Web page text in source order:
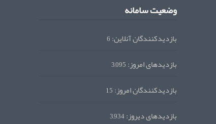
وضعیت سامانه
بازدیدکنندگان آنلاین:6
بازدیدهای امروز:3,095
بازدیدکنندگان امروز:15
بازدیدهای دیروز:3,934